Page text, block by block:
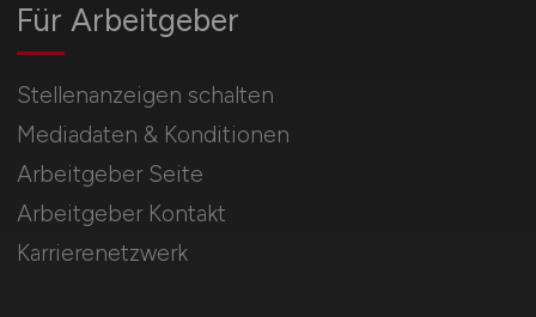
Für Arbeitgeber
Stellenanzeigen schalten
Mediadaten & Konditionen
Arbeitgeber Seite
Arbeitgeber Kontakt
Karrierenetzwerk